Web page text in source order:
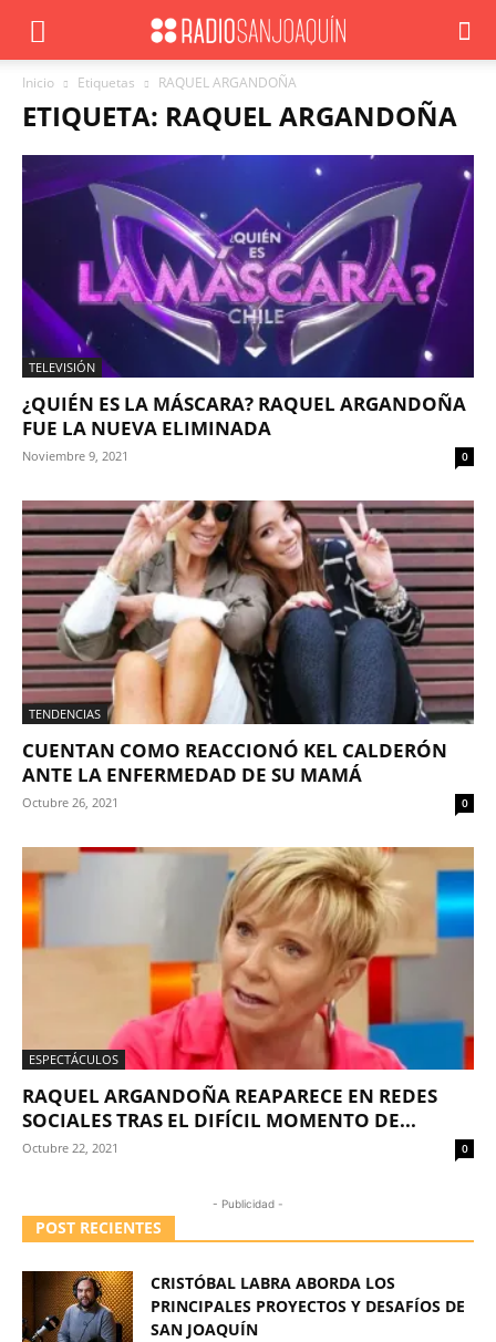
Inicio Etiquetas RAQUEL ARGANDOÑA
ETIQUETA: RAQUEL ARGANDOÑA
TELEVISIÓN
¿QUIÉN ES LA MÁSCARA? RAQUEL ARGANDOÑA
FUE LA NUEVA ELIMINADA
Noviembre 9, 2021 0
TENDENCIAS
CUENTAN COMO REACCIONÓ KEL CALDERÓN
ANTE LA ENFERMEDAD DE SU MAMÁ
Octubre 26, 2021 0
ESPECTÁCULOS
RAQUEL ARGANDOÑA REAPARECE EN REDES
SOCIALES TRAS EL DIFÍCIL MOMENTO DE...
Octubre 22, 2021 0
- Publicidad -
POST RECIENTES
CRISTÓBAL LABRA ABORDA LOS
PRINCIPALES PROYECTOS Y DESAFÍOS DE
SAN JOAQUÍN